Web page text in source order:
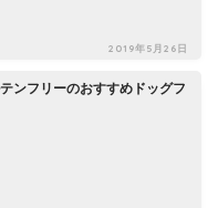
2019年5月26日
ンフリーのおすすめドッグフ